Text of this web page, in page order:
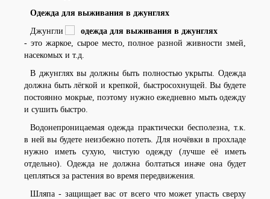
Одежда для выживания в джунглях
Джунгли
- это жаркое, сырое место, полное разной живности змей,
насекомых и т.д.
В джунглях вы должны быть полностью укрыты. Одежда
должна быть лёгкой и крепкой, быстросохнущей. Вы будете
постоянно мокрые, поэтому нужно ежедневно мыть одежду
и сушить быстро.
Водонепроницаемая одежда практически бесполезна, т.к.
в ней вы будете неизбежно потеть. Для ночёвки в прохладе
нужно иметь сухую, чистую одежду (лучше её иметь
отдельно). Одежда не должна болтаться иначе она будет
цепляться за растения во время передвижения.
Шляпа - защищает вас от всего что может упасть сверху